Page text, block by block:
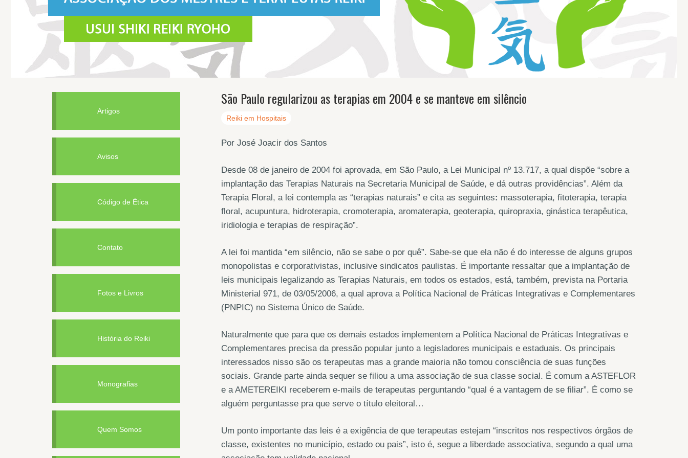
São Paulo regularizou as terapias em 2004 e se manteve em silêncio
Reiki em Hospitais
Por José Joacir dos Santos
Desde 08 de janeiro de 2004 foi aprovada, em São Paulo, a Lei Municipal nº 13.717, a qual dispõe “sobre a
implantação das Terapias Naturais na Secretaria Municipal de Saúde, e dá outras providências”. Além da
Terapia Floral, a lei contempla as “terapias naturais” e cita as seguintes: massoterapia, fitoterapia, terapia
floral, acupuntura, hidroterapia, cromoterapia, aromaterapia, geoterapia, quiropraxia, ginástica terapêutica,
iridiologia e terapias de respiração”.
A lei foi mantida “em silêncio, não se sabe o por quê”. Sabe-se que ela não é do interesse de alguns grupos
monopolistas e corporativistas, inclusive sindicatos paulistas. É importante ressaltar que a implantação de
leis municipais legalizando as Terapias Naturais, em todos os estados, está, também, prevista na Portaria
Ministerial 971, de 03/05/2006, a qual aprova a Política Nacional de Práticas Integrativas e Complementares
(PNPIC) no Sistema Único de Saúde.
Naturalmente que para que os demais estados implementem a Política Nacional de Práticas Integrativas e
Complementares precisa da pressão popular junto a legisladores municipais e estaduais. Os principais
interessados nisso são os terapeutas mas a grande maioria não tomou consciência de suas funções
sociais. Grande parte ainda sequer se filiou a uma associação de sua classe social. É comum a ASTEFLOR
e a AMETEREIKI receberem e-mails de terapeutas perguntando “qual é a vantagem de se filiar”. É como se
alguém perguntasse pra que serve o título eleitoral…
Um ponto importante das leis é a exigência de que terapeutas estejam “inscritos nos respectivos órgãos de
classe, existentes no município, estado ou pais”, isto é, segue a liberdade associativa, segundo a qual uma
Artigos
Avisos
Código de Ética
Contato
Fotos e Livros
História do Reiki
Monografias
Quem Somos